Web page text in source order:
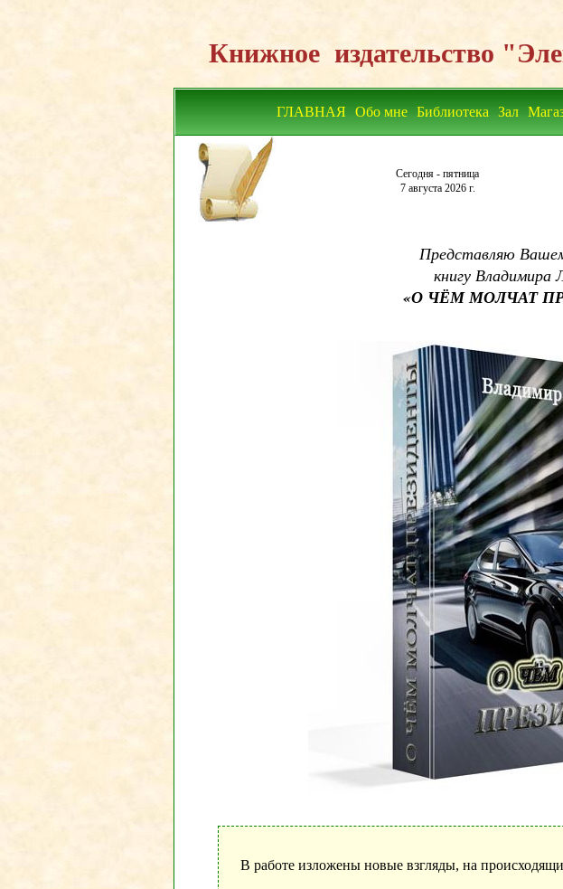
Книжное издательство
ГЛАВНАЯ Обо мне Библиотека Зал
Сегодня - пятница
7 августа 2026 г.
Представляю
книгу Владимира
«О ЧЁМ МОЛЧАТ
В работе изложены новые взгляды, на